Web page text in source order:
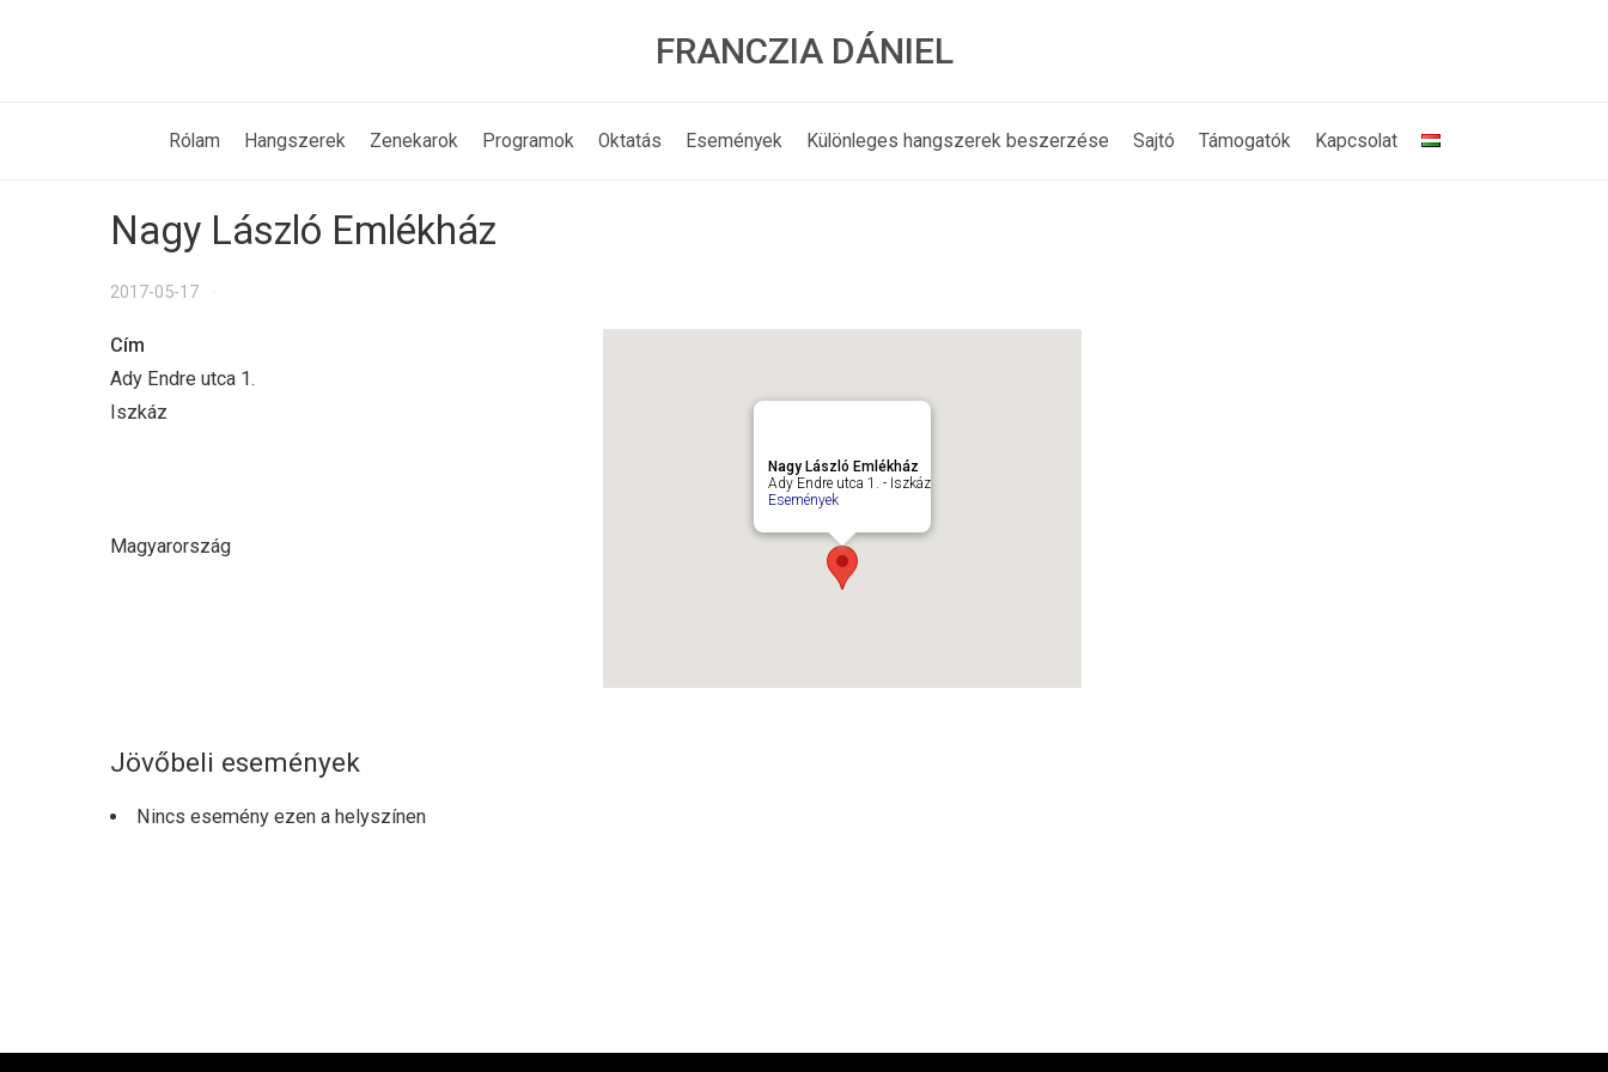
FRANCZIA DÁNIEL
Rólam Hangszerek Zenekarok Programok Oktatás Események Különleges hangszerek beszerzése Sajtó Támogatók Kapcsolat
Nagy László Emlékház
2017-05-17
Nagy László Emlékház
Ady Endre utca 1. - Iszkáz
Események
Cím
Ady Endre utca 1.
Iszkáz
Magyarország
Jövőbeli események
Nincs esemény ezen a helyszínen